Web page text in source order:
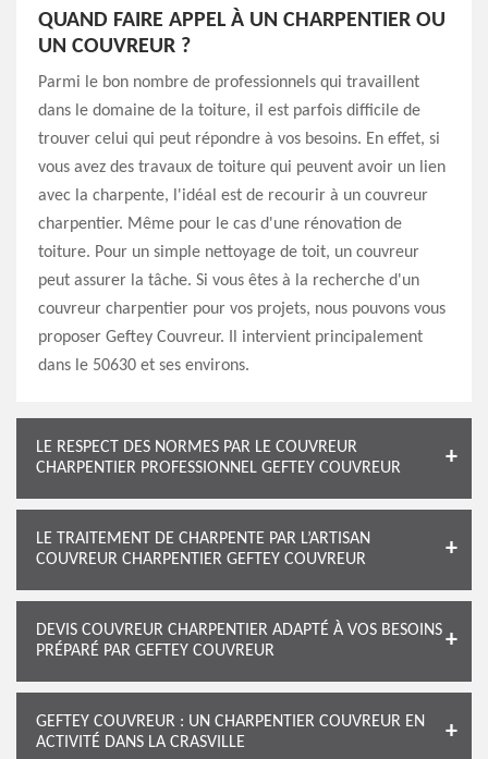
QUAND FAIRE APPEL À UN CHARPENTIER OU
UN COUVREUR ?
Parmi le bon nombre de professionnels qui travaillent
dans le domaine de la toiture, il est parfois difficile de
trouver celui qui peut répondre à vos besoins. En effet, si
vous avez des travaux de toiture qui peuvent avoir un lien
avec la charpente, l'idéal est de recourir à un couvreur
charpentier. Même pour le cas d'une rénovation de
toiture. Pour un simple nettoyage de toit, un couvreur
peut assurer la tâche. Si vous êtes à la recherche d'un
couvreur charpentier pour vos projets, nous pouvons vous
proposer Geftey Couvreur. Il intervient principalement
dans le 50630 et ses environs.
LE RESPECT DES NORMES PAR LE COUVREUR
CHARPENTIER PROFESSIONNEL GEFTEY COUVREUR
LE TRAITEMENT DE CHARPENTE PAR L’ARTISAN
COUVREUR CHARPENTIER GEFTEY COUVREUR
DEVIS COUVREUR CHARPENTIER ADAPTÉ À VOS BESOINS
PRÉPARÉ PAR GEFTEY COUVREUR
GEFTEY COUVREUR : UN CHARPENTIER COUVREUR EN
ACTIVITÉ DANS LA CRASVILLE